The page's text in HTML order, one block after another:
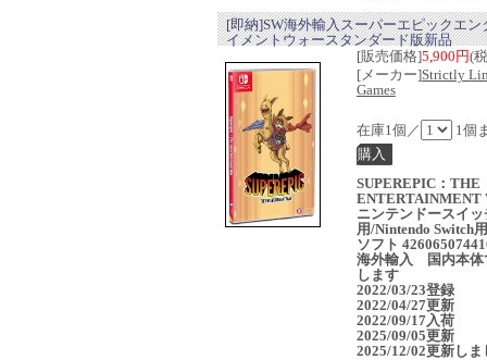
[即納]SW海外輸入スーパーエピックエン
イメントウォースタンダード版新品
[販売価格]5,900円(
[メーカー]Strictly
Games
在庫1個／ 1個
SUPEREPIC：THE
ENTERTAINMENT
ニンテンドースイッ
用/Nintendo Switch
ソフト
海外輸入 国内本体
します
2022/03/23登録
2022/04/27更新
2022/09/17入荷
2025/09/05更新
2025/12/02更新しま